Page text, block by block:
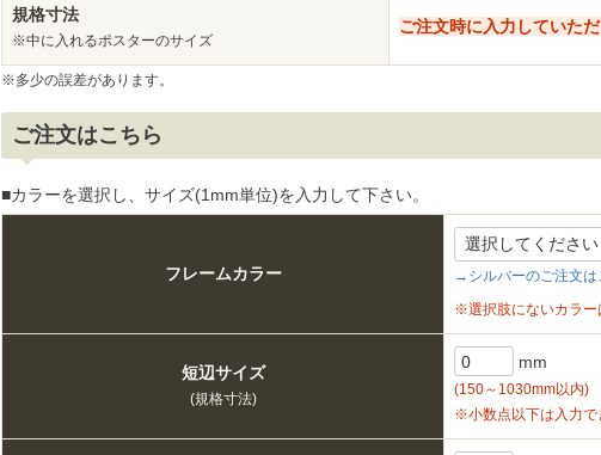
規格寸法
※中に入れるポスターのサイズ
ご注文時に入力していた
※多少の誤差があります。
ご注文はこちら
■カラーを選択し、サイズ(1mm単位)を入力して下さい。
フレームカラー
→シルバーのご注文は
※選択肢にないカラー
短辺サイズ
(規格寸法)
mm
(150～1030mm以内)
※小数点以下は入力で